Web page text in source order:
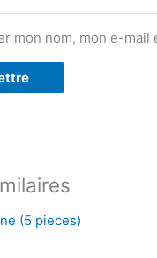
mon nom, mon e-